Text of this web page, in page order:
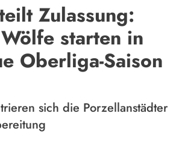
Zulassung:
starten in
Oberliga-Saison
sich die Porzellanstädter